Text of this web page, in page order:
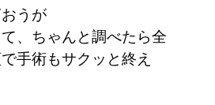
うが
、ちゃんと調べたら全
手術もサクッと終え